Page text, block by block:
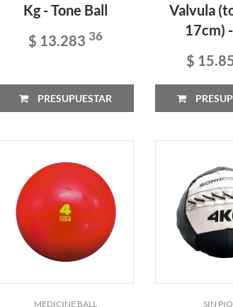
Kg - Tone Ball
$ 13.283 36
PRESUPUESTAR
Valvula
17cm)
$
MEDICINE BALL SIN